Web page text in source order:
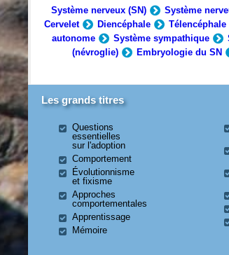
Système nerveux (SN) Système
Cervelet
Diencéphale Télencéphale
autonome
Système sympathique
(névroglie)
Embryologie du SN
Les grands titres
Questions
essentielles
sur l'adoption
Comportement
Évolutionnisme
et fixisme
Approches
comportementales
Apprentissage
Mémoire